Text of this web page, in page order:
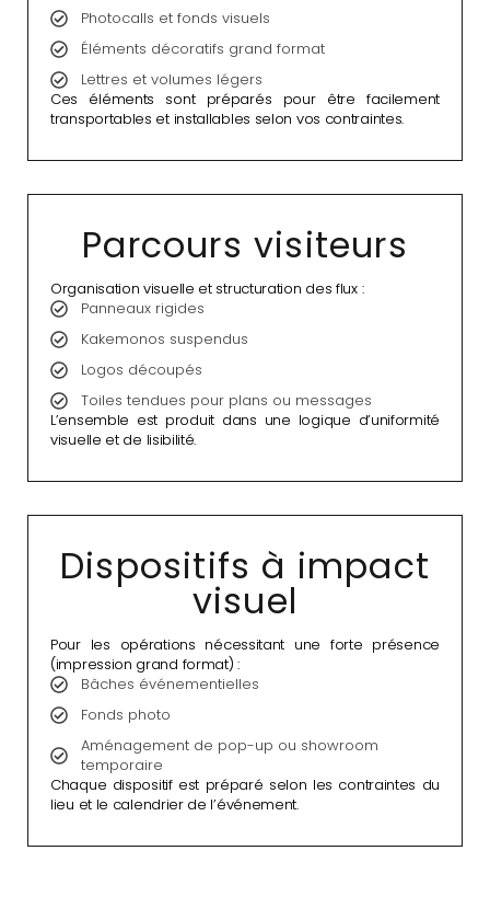
Photocalls et fonds visuels
Éléments décoratifs grand format
Lettres et volumes légers
Ces éléments sont préparés pour être facilement
transportables et installables selon vos contraintes.
Parcours visiteurs
Organisation visuelle et structuration des flux :
Panneaux rigides
Kakemonos suspendus
Logos découpés
Toiles tendues pour plans ou messages
L’ensemble est produit dans une logique d’uniformité
visuelle et de lisibilité.
Dispositifs à impact
visuel
Pour les opérations nécessitant une forte présence
(impression grand format) :
Bâches événementielles
Fonds photo
Aménagement de pop-up ou showroom
temporaire
Chaque dispositif est préparé selon les contraintes du
lieu et le calendrier de l’événement.